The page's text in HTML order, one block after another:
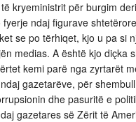
kryeministrit për burgim
fyerje ndaj figurave
se po tërhiqet, kjo u pa si
medias. A është kjo diçka
kemi parë nga zyrtarët
gazetarëve, për
dhe pasuritë e
gazetares së Zërit të